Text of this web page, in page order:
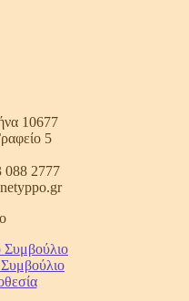
10677
5
088 2777
Συμβούλιο